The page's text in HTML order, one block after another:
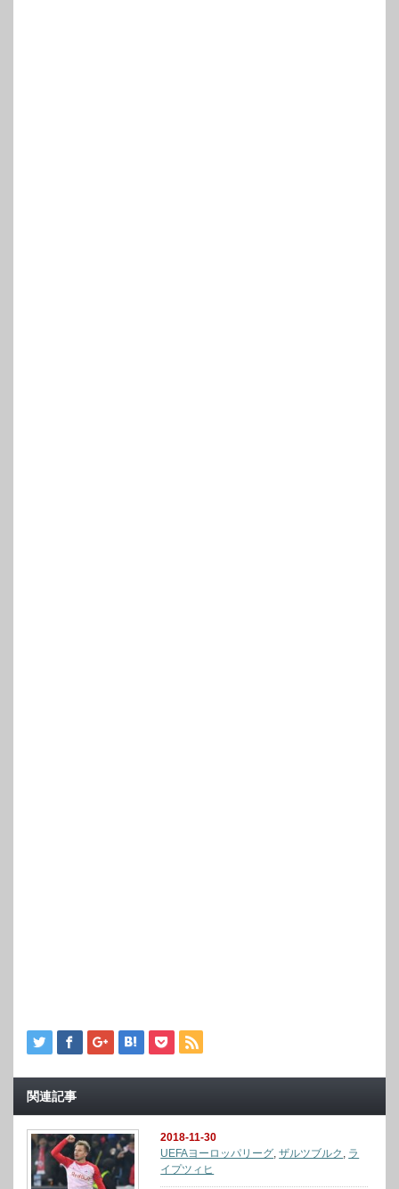
関連記事
2018-11-30
UEFAヨーロッパリーグ ,ザルツブルク
ラ
イプツィヒ